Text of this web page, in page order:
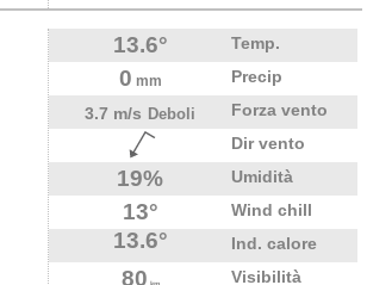
13.6° Temp.
0 mm
Precip
3.7 m/s Deboli
Forza vento
Dir vento
19% Umidità
13° Wind chill
13.6° Ind. calore
80 Visibilità